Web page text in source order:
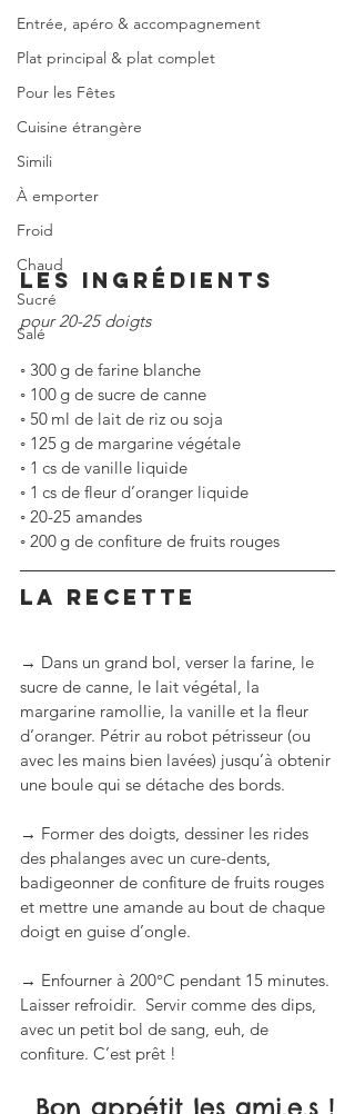
Entrée, apéro & accompagnement
Plat principal & plat complet
Pour les Fêtes
Cuisine étrangère
Simili
À emporter
Froid
Chaud
Sucré
Salé
LES INGRÉDIENTS
pour 20-25 doigts
◦ 300 g de farine blanche
◦ 100 g de sucre de canne
◦ 50 ml de lait de riz ou soja
◦ 125 g de margarine végétale
◦ 1 cs de vanille liquide
◦ 1 cs de fleur d’oranger liquide
◦ 20-25 amandes
◦ 200 g de confiture de fruits rouges
LA RECETTE
→ Dans un grand bol, verser la farine, le
sucre de canne, le lait végétal, la
margarine ramollie, la vanille et la fleur
d’oranger. Pétrir au robot pétrisseur (ou
avec les mains bien lavées) jusqu’à obtenir
une boule qui se détache des bords.
→ Former des doigts, dessiner les rides
des phalanges avec un cure-dents,
badigeonner de confiture de fruits rouges
et mettre une amande au bout de chaque
doigt en guise d’ongle.
→ Enfourner à 200°C pendant 15 minutes.
Laisser refroidir.  Servir comme des dips,
avec un petit bol de sang, euh, de
confiture. C’est prêt !
Bon appétit les ami.e.s !